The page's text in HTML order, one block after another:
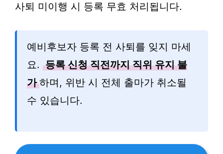
사퇴 미이행 시 등록 무효 처리됩니다.
예비후보자 등록 전 사퇴를 잊지 마세
요. 등록 신청 직전까지 직위 유지 불
가 하며, 위반 시 전체 출마가 취소될
수 있습니다.